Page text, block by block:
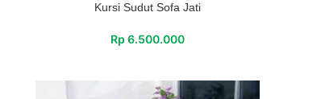
Kursi Sudut Sofa Jati
Rp 6.500.000